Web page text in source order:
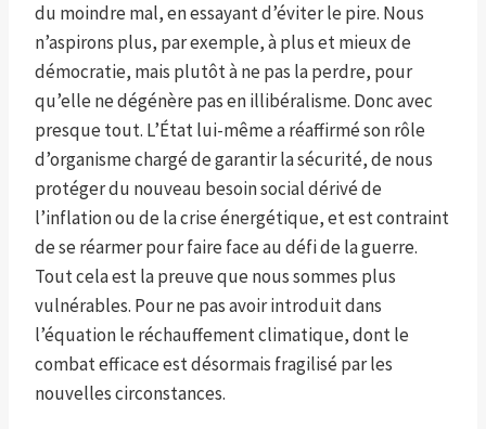
du moindre mal, en essayant d’éviter le pire. Nous
n’aspirons plus, par exemple, à plus et mieux de
démocratie, mais plutôt à ne pas la perdre, pour
qu’elle ne dégénère pas en illibéralisme. Donc avec
presque tout. L’État lui-même a réaffirmé son rôle
d’organisme chargé de garantir la sécurité, de nous
protéger du nouveau besoin social dérivé de
l’inflation ou de la crise énergétique, et est contraint
de se réarmer pour faire face au défi de la guerre.
Tout cela est la preuve que nous sommes plus
vulnérables. Pour ne pas avoir introduit dans
l’équation le réchauffement climatique, dont le
combat efficace est désormais fragilisé par les
nouvelles circonstances.